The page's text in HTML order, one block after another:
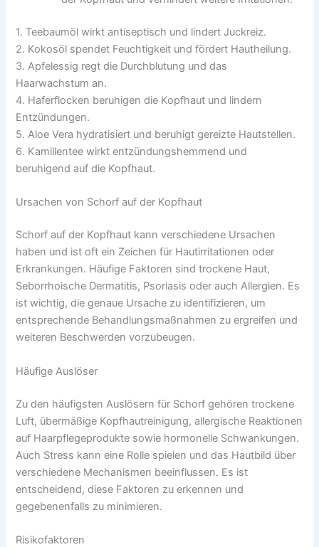
1. Teebaumöl wirkt antiseptisch und lindert Juckreiz.
2. Kokosöl spendet Feuchtigkeit und fördert Hautheilung.
3. Apfelessig regt die Durchblutung und das
Haarwachstum an.
4. Haferflocken beruhigen die Kopfhaut und lindern
Entzündungen.
5. Aloe Vera hydratisiert und beruhigt gereizte Hautstellen.
6. Kamillentee wirkt entzündungshemmend und
beruhigend auf die Kopfhaut.
Ursachen von Schorf auf der Kopfhaut
Schorf auf der Kopfhaut kann verschiedene Ursachen
haben und ist oft ein Zeichen für Hautirritationen oder
Erkrankungen. Häufige Faktoren sind trockene Haut,
Seborrhoische Dermatitis, Psoriasis oder auch Allergien. Es
ist wichtig, die genaue Ursache zu identifizieren, um
entsprechende Behandlungsmaßnahmen zu ergreifen und
weiteren Beschwerden vorzubeugen.
Häufige Auslöser
Zu den häufigsten Auslösern für Schorf gehören trockene
Luft, übermäßige Kopfhautreinigung, allergische Reaktionen
auf Haarpflegeprodukte sowie hormonelle Schwankungen.
Auch Stress kann eine Rolle spielen und das Hautbild über
verschiedene Mechanismen beeinflussen. Es ist
entscheidend, diese Faktoren zu erkennen und
gegebenenfalls zu minimieren.
Risikofaktoren